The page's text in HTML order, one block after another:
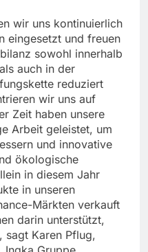
wir uns kontinuierlich
eingesetzt und freuen
sowohl innerhalb
auch in der
reduziert
wir uns auf
Zeit haben unsere
Arbeit geleistet, um
und innovative
ökologische
in diesem Jahr
in unseren
Märkten verkauft
darin unterstützt,
sagt Karen Pflug,